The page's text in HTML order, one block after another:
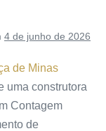
4 de junho de 2026
de Minas
uma construtora
Contagem
de